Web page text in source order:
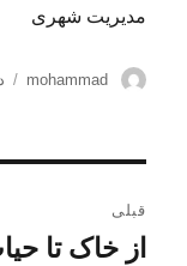
مدیریت شهری
نویسنده
mohammad
نوشته
قبلی
نوشته
از خاک تا